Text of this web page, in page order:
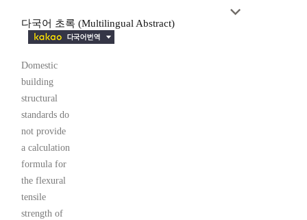
다국어 초록 (Multilingual Abstract)
Domestic
building
structural
standards do
not provide
a calculation
formula for
the flexural
tensile
strength of